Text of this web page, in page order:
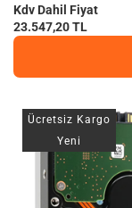
Kdv Dahil Fiyat
23.547,20 TL
Ücretsiz Kargo
Yeni